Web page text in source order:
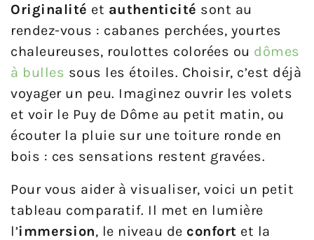
Originalité et authenticité sont au
rendez-vous : cabanes perchées, yourtes
chaleureuses, roulottes colorées ou dômes
à bulles sous les étoiles. Choisir, c’est déjà
voyager un peu. Imaginez ouvrir les volets
et voir le Puy de Dôme au petit matin, ou
écouter la pluie sur une toiture ronde en
bois : ces sensations restent gravées.
Pour vous aider à visualiser, voici un petit
tableau comparatif. Il met en lumière
l’immersion, le niveau de confort et la